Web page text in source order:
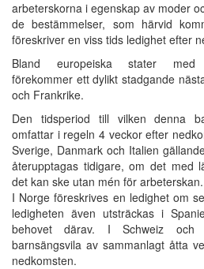
arbeterskorna i egenskap av moder
de bestämmelser, som härvid
föreskriver en viss tids ledighet efter
Bland europeiska stater med
förekommer ett dylikt stadgande
och Frankrike.
Den tidsperiod till vilken denna
omfattar i regeln 4 veckor efter
Sverige, Danmark och Italien
återupptagas tidigare, om det med
det kan ske utan mén för
I Norge föreskrives en ledighet om
ledigheten även utsträckas i
behovet därav. I Schweiz och
barnsängsvila av sammanlagt åtta
nedkomsten.